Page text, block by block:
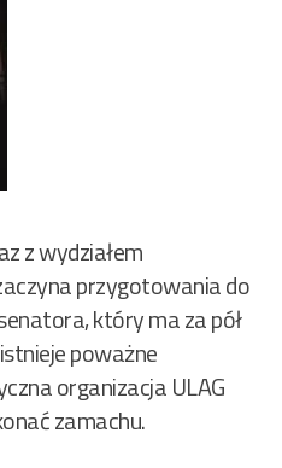
z wydziałem
przygotowania do
który ma za pół
poważne
organizacja ULAG
zamachu.